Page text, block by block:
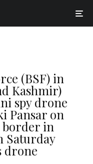
(BSF) in
Kashmir)
spy drone
Pansar on
in
Saturday
drone